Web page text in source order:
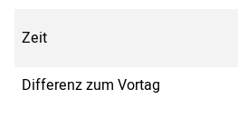
Zeit
Differenz zum Vortag